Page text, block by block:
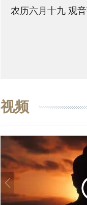
农历六月十九 观
视频